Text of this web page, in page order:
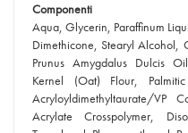
Componenti
Aqua, Glycerin, Paraffinum
Dimethicone, Stearyl Alcohol,
Prunus Amygdalus Dulcis
Kernel (Oat) Flour,
Acryloyldimethyltaurate/VP
Acrylate Crosspolymer,